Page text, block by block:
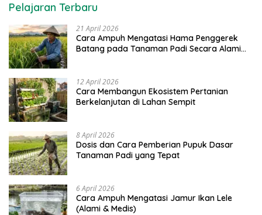
Pelajaran Terbaru
21 April 2026
Cara Ampuh Mengatasi Hama Penggerek
Batang pada Tanaman Padi Secara Alami
12 April 2026
Cara Membangun Ekosistem Pertanian
Berkelanjutan di Lahan Sempit
8 April 2026
Dosis dan Cara Pemberian Pupuk Dasar
Tanaman Padi yang Tepat
6 April 2026
Cara Ampuh Mengatasi Jamur Ikan Lele
(Alami & Medis)